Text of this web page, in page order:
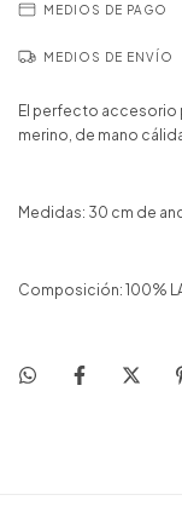
MEDIOS DE PAGO
MEDIOS DE ENVÍO
El perfecto accesorio
merino, de mano
Medidas: 30 cm de
Composición: 100%